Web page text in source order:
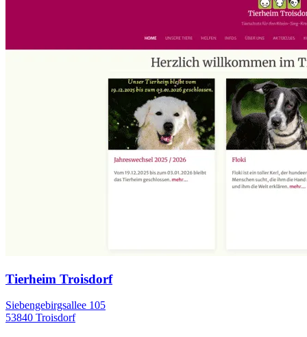
Tierheim Troisdorf
Siebengebirgsallee 105
53840 Troisdorf